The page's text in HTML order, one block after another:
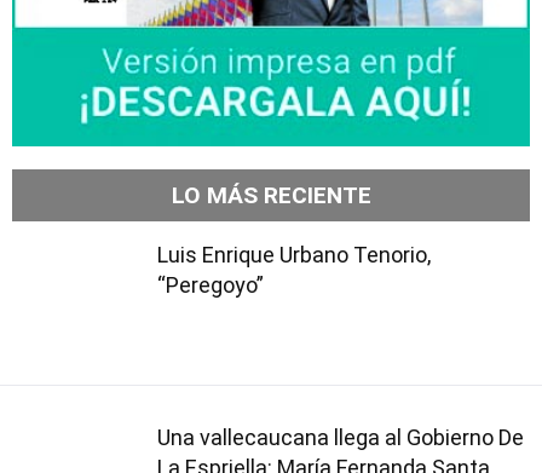
LO MÁS RECIENTE
Luis Enrique Urbano Tenorio,
“Peregoyo”
Una vallecaucana llega al Gobierno De
La Espriella: María Fernanda Santa,